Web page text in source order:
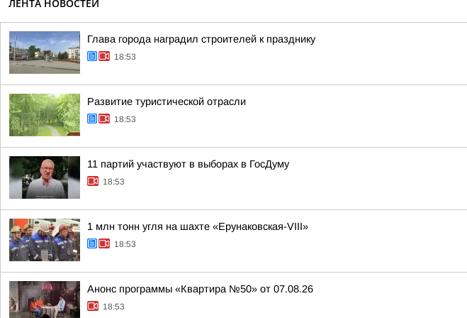
ЛЕНТА НОВОСТЕЙ
Глава города наградил строителей к празднику
18:53
Развитие туристической отрасли
18:53
11 партий участвуют в выборах в ГосДуму
18:53
1 млн тонн угля на шахте «Ерунаковская-VIII»
18:53
Анонс программы «Квартира №50» от 07.08.26
18:53